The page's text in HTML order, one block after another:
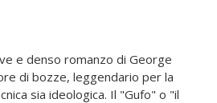
e denso romanzo di George
di bozze, leggendario per la
sia ideologica. Il "Gufo" o "il